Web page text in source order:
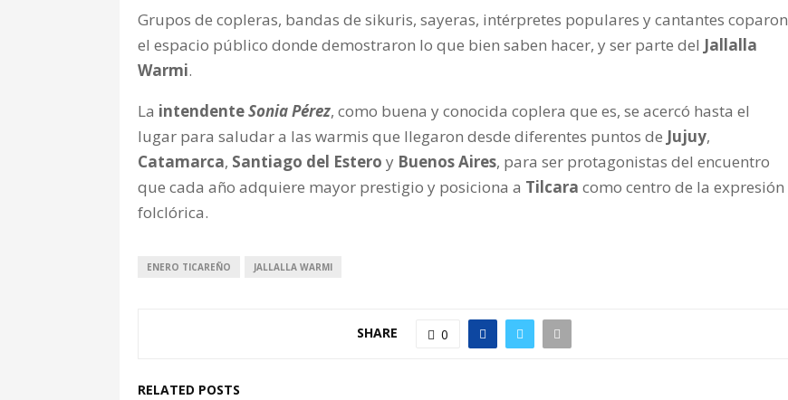
Grupos de copleras, bandas de sikuris, sayeras, intérpretes populares y cantantes coparon
el espacio público donde demostraron lo que bien saben hacer, y ser parte del Jallalla
Warmi.
La intendenteSonia Pérez, como buena y conocida coplera que es, se acercó hasta el
lugar para saludar a las warmis que llegaron desde diferentes puntos de Jujuy,
Catamarca, Santiago del Estero y Buenos Aires, para ser protagonistas del encuentro
que cada año adquiere mayor prestigio y posiciona a Tilcara como centro de la expresión
folclórica.
ENERO TICAREÑO JALLALLA WARMI
SHARE 0
RELATED POSTS